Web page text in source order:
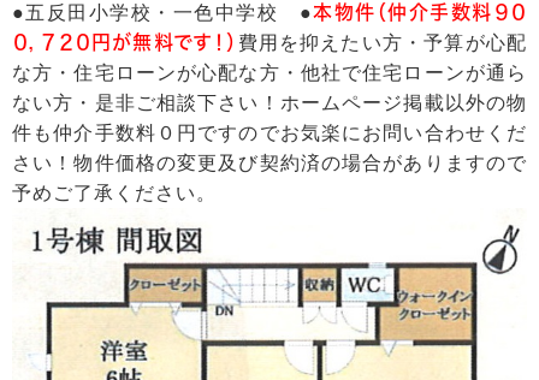
●五反田小学校・一色中学校 ●本物件（仲介手数料９０
０，７２０円が無料です！） 費用を抑えたい方・予算が心配
な方・住宅ローンが心配な方・他社で住宅ローンが通ら
ない方・是非ご相談下さい！ホームページ掲載以外の物
件も仲介手数料０円ですのでお気楽にお問い合わせくだ
さい！物件価格の変更及び契約済の場合がありますので
予めご了承ください。